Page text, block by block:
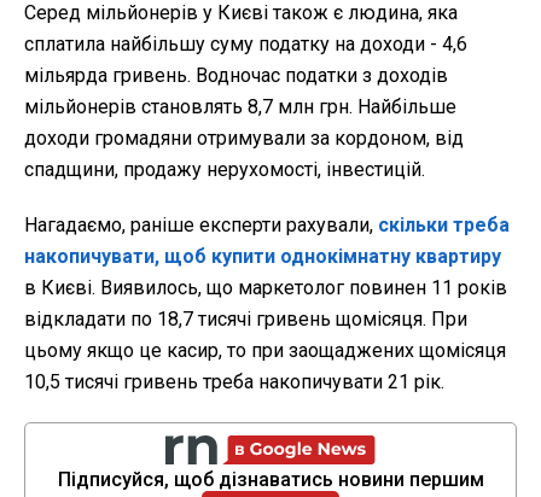
Серед мільйонерів у Києві також є людина, яка
сплатила найбільшу суму податку на доходи - 4,6
мільярда гривень. Водночас податки з доходів
мільйонерів становлять 8,7 млн грн. Найбільше
доходи громадяни отримували за кордоном, від
спадщини, продажу нерухомості, інвестицій.
Нагадаємо, раніше експерти рахували, скільки треба
накопичувати, щоб купити однокімнатну квартиру
в Києві. Виявилось, що маркетолог повинен 11 років
відкладати по 18,7 тисячі гривень щомісяця. При
цьому якщо це касир, то при заощаджених щомісяця
10,5 тисячі гривень треба накопичувати 21 рік.
Підписуйся, щоб дізнаватись новини першим